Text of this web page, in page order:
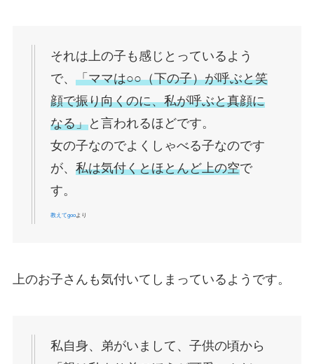
それは上の子も感じとっているよう
で、 「ママは○○（下の子）が呼ぶと笑
顔で振り向くのに、私が呼ぶと真顔に
なる」と言われるほどです。
女の子なのでよくしゃべる子なのです
が、 私は気付くとほとんど上の空で
す。
教えてgooより
上のお子さんも気付いてしまっているようです。
私自身、弟がいまして、子供の頃から